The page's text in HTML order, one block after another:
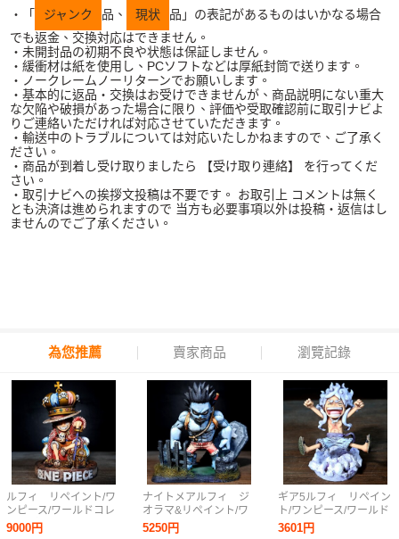
・「
ジャンク 品、 現状
品」の表記があるものはいかなる場合
でも返金、交換対応はできません。
・未開封品の初期不良や状態は保証しません。
・緩衝材は紙を使用し、PCソフトなどは厚紙封筒で送ります。
・ノークレームノーリターンでお願いします。
・基本的に返品・交換はお受けできませんが、商品説明にない重大
な欠陥や破損があった場合に限り、評価や受取確認前に取引ナビよ
りご連絡いただければ対応させていただきます。
・輸送中のトラブルについては対応いたしかねますので、ご了承く
ださい。
・商品が到着し受け取りましたら 【受け取り連絡】 を行ってくだ
さい。
・取引ナビへの挨拶文投稿は不要です。 お取引上 コメントは無く
とも決済は進められますので 当方も必要事項以外は投稿・返信はし
ませんのでご了承ください。
為您推薦 賣家商品 瀏覽記錄
ルフィ リペイント/ワ
ンピース/ワールドコレ
クタブルフィギュア/ワ
9000円
ナイトメアルフィ ジ
オラマ&リペイント/ワ
ンピース/ワールドコレ
5250円
ギア5ルフィ リペイン
ト/ワンピース/ワールド
コレクタブルフィギュ
3601円